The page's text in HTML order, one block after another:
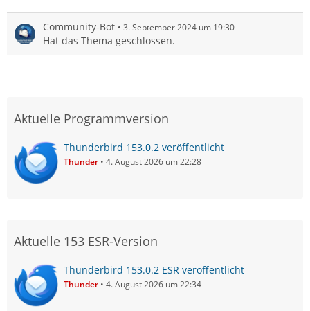
Community-Bot 3. September 2024 um 19:30
Hat das Thema geschlossen.
Aktuelle Programmversion
Thunderbird 153.0.2 veröffentlicht
Thunder 4. August 2026 um 22:28
Aktuelle 153 ESR-Version
Thunderbird 153.0.2 ESR veröffentlicht
Thunder 4. August 2026 um 22:34